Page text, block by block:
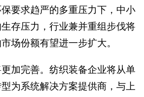
要求趋严的多重压力下，中小
存压力，行业兼并重组步伐将
场份额有望进一步扩大。
加完善。纺织装备企业将从单
为系统解决方案提供商，与上